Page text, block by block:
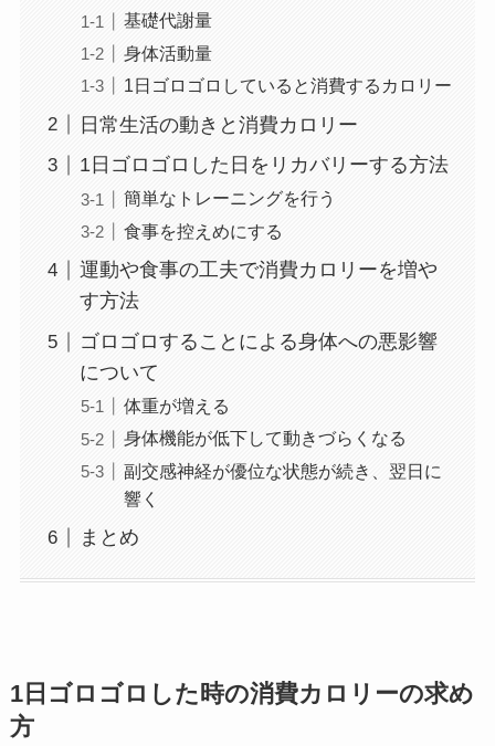
基礎代謝量
身体活動量
1日ゴロゴロしていると消費するカロリー
日常生活の動きと消費カロリー
1日ゴロゴロした日をリカバリーする方法
簡単なトレーニングを行う
食事を控えめにする
運動や食事の工夫で消費カロリーを増や
す方法
ゴロゴロすることによる身体への悪影響
について
体重が増える
身体機能が低下して動きづらくなる
副交感神経が優位な状態が続き、翌日に
響く
まとめ
1日ゴロゴロした時の消費カロリーの求め
方